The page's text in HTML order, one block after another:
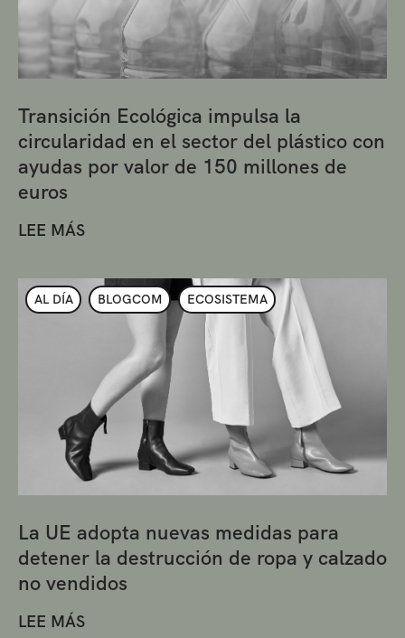
Transición Ecológica impulsa la
circularidad en el sector del plástico con
ayudas por valor de 150 millones de
euros
LEE MÁS
AL DÍA BLOGCOM ECOSISTEMA
La UE adopta nuevas medidas para
detener la destrucción de ropa y calzado
no vendidos
LEE MÁS